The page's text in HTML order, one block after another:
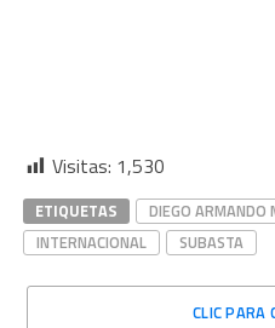
Visitas: 1,530
ETIQUETAS DIEGO ARMANDO
INTERNACIONAL
SUBASTA
CLIC PARA